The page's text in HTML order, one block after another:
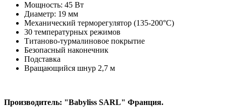
Мощность: 45 Вт
Диаметр: 19 мм
Механический терморегулятор (135-200°C)
30 температурных режимов
Титаново-турмалиновое покрытие
Безопасный наконечник
Подставка
Вращающийся шнур 2,7 м
Производитель: "Babyliss SARL" Франция.